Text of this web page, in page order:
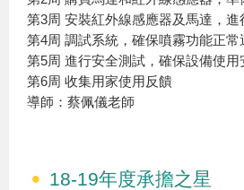
第3周 安裝紅外線感應器及馬達，進
第4周 調試系統，確保噴霧功能正常
第5周 進行安全測試，確保設備使用
第6周 收集用家使用反饋
導師：蔡佩儀老師
18-19年度承擔之星